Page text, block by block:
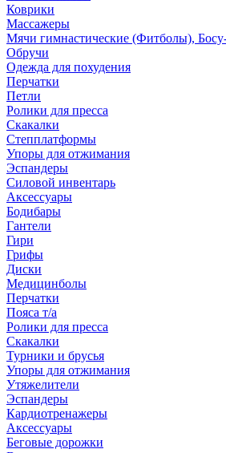
Коврики
Массажеры
Мячи гимнастические (Фитболы),
Обручи
Одежда для похудения
Перчатки
Петли
Ролики для пресса
Скакалки
Степплатформы
Упоры для отжимания
Эспандеры
Силовой инвентарь
Аксессуары
Бодибары
Гантели
Гири
Грифы
Диски
Медицинболы
Перчатки
Пояса т/а
Ролики для пресса
Скакалки
Турники и брусья
Упоры для отжимания
Утяжелители
Эспандеры
Кардиотренажеры
Аксессуары
Беговые дорожки